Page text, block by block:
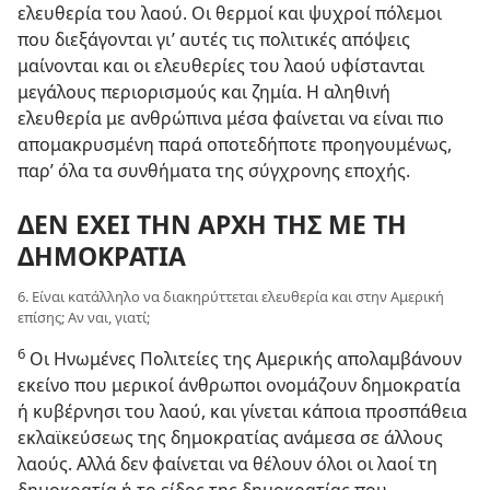
ελευθερία του λαού. Οι θερμοί και ψυχροί πόλεμοι
που διεξάγονται γι’ αυτές τις πολιτικές απόψεις
μαίνονται και οι ελευθερίες του λαού υφίστανται
μεγάλους περιορισμούς και ζημία. Η αληθινή
ελευθερία με ανθρώπινα μέσα φαίνεται να είναι πιο
απομακρυσμένη παρά οποτεδήποτε προηγουμένως,
παρ’ όλα τα συνθήματα της σύγχρονης εποχής.
ΔΕΝ ΕΧΕΙ ΤΗΝ ΑΡΧΗ ΤΗΣ ΜΕ ΤΗ
ΔΗΜΟΚΡΑΤΙΑ
6. Είναι κατάλληλο να διακηρύττεται ελευθερία και στην Αμερική
επίσης; Αν ναι, γιατί;
6 Οι Ηνωμένες Πολιτείες της Αμερικής απολαμβάνουν
εκείνο που μερικοί άνθρωποι ονομάζουν δημοκρατία
ή κυβέρνησι του λαού, και γίνεται κάποια προσπάθεια
εκλαϊκεύσεως της δημοκρατίας ανάμεσα σε άλλους
λαούς. Αλλά δεν φαίνεται να θέλουν όλοι οι λαοί τη